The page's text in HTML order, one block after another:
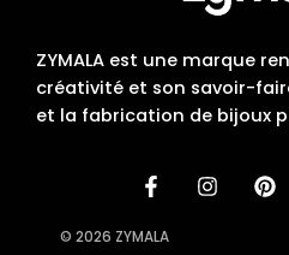
ZYMALA est une marque
créativité et son savoir-
et la fabrication de bijoux
© 2026 ZYMALA